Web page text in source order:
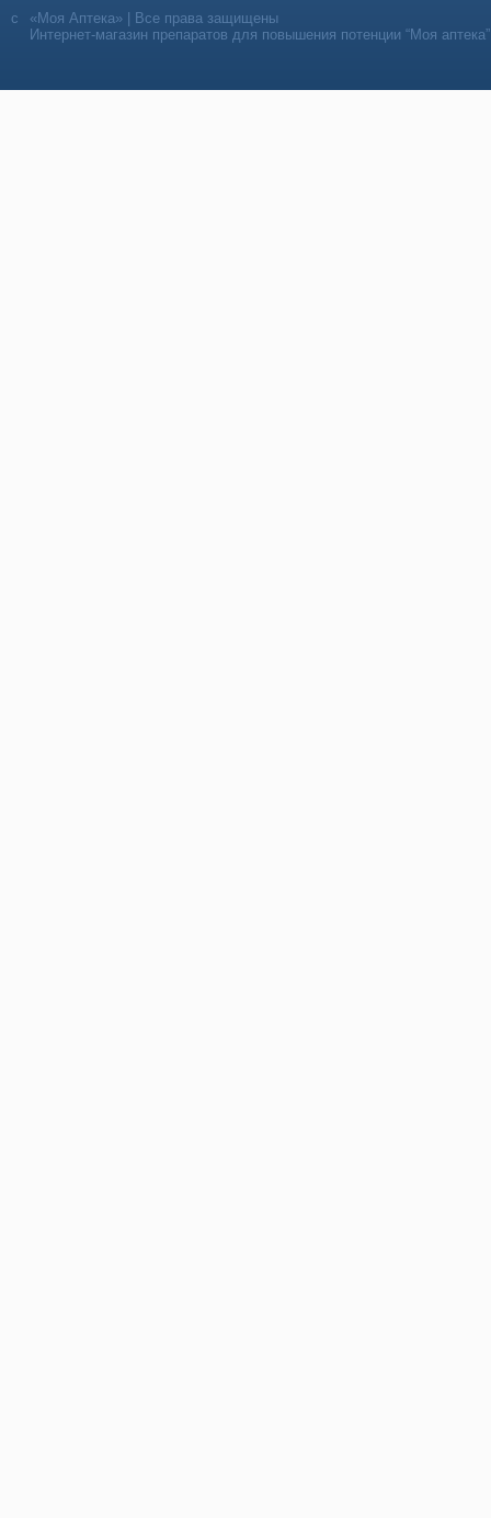
«Моя Аптека» | Все права защищены
Интернет-магазин препаратов для повышения потенции “Моя